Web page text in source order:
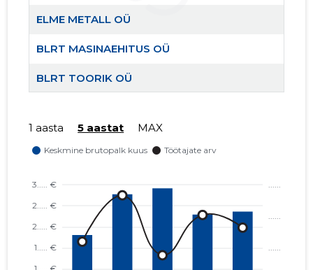
ELME METALL OÜ
BLRT MASINAEHITUS OÜ
BLRT TOORIK OÜ
1 aasta
5 aastat MAX